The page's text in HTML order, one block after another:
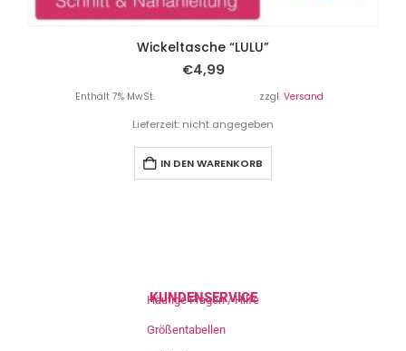
Wickeltasche “LULU”
€4,99
Enthält 7% MwSt. zzgl. Versand
Lieferzeit: nicht angegeben
IN DEN WARENKORB
KUNDENSERVICE
Häufige Fragen / Hilfe
Größentabellen